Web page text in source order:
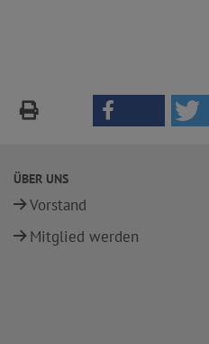
ÜBER UNS
Vorstand
Mitglied werden